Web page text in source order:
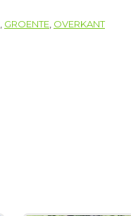
GROENTE OVERKANT